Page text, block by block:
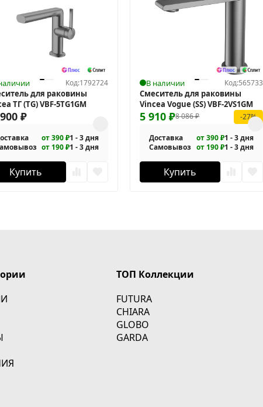
Код:1792724
для раковины
ТГ (TG) VBF-5TG1GM
₽
от 390 ₽1 - 3 дня
от 190 ₽1 - 3 дня
Купить
В наличии Код:565733
Смеситель для раковины
Vincea Vogue (SS) VBF-2VS1GM
8 086₽
5 910₽ -27%
Доставка от 390 ₽1 - 3 дня
Самовывоз от 190 ₽1 - 3 дня
Купить
ТОП Коллекции
FUTURA
CHIARA
GLOBO
GARDA